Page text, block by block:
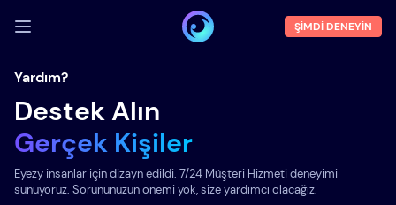
GIRIŞ YAP
Demoyu
Özellikler
Hakkımızda
ŞIMDI DENEYIN
Yardım?
Destek Alın
Gerçek Kişiler
Eyezy insanlar için dizayn edildi. 7/24 Müşteri Hizmeti deneyimi
sunuyoruz. Sorununuzun önemi yok, size yardımcı olacağız.